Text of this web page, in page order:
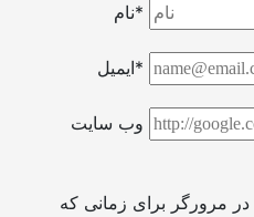
نام*
ایمیل*
وب سایت
مرورگر برای زمانی که